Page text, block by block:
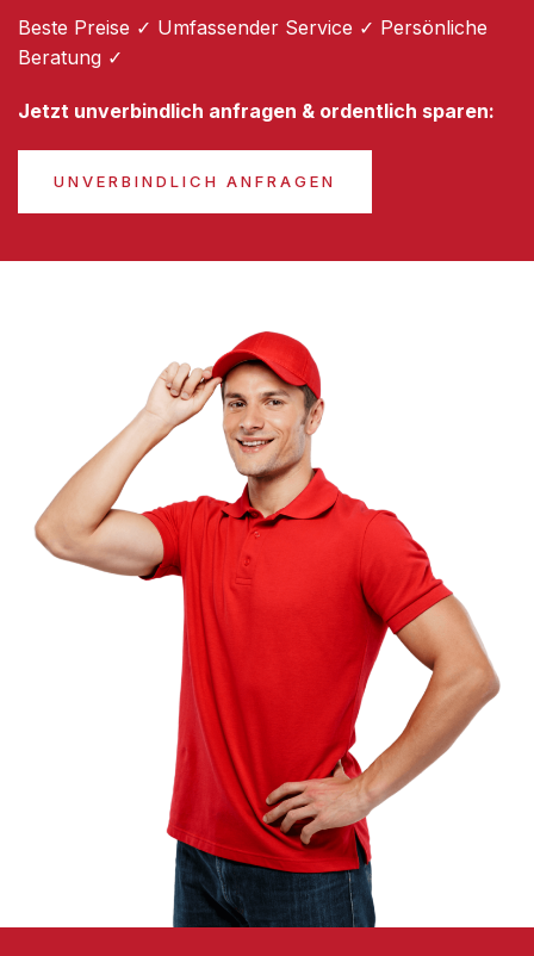
Beste Preise ✓ Umfassender Service ✓ Persönliche
Beratung ✓
Jetzt unverbindlich anfragen & ordentlich sparen:
UNVERBINDLICH ANFRAGEN